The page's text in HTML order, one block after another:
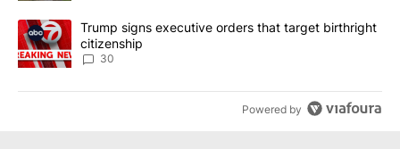
A trending article titled "Trump signs executive orders that
Trump signs executive orders that target birthright
citizenship
30
Powered by